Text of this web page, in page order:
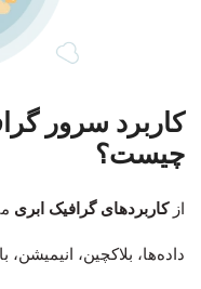
چیست؟
ازکاربردهای گرافیک ابری
داده‌ها، بلاکچین،